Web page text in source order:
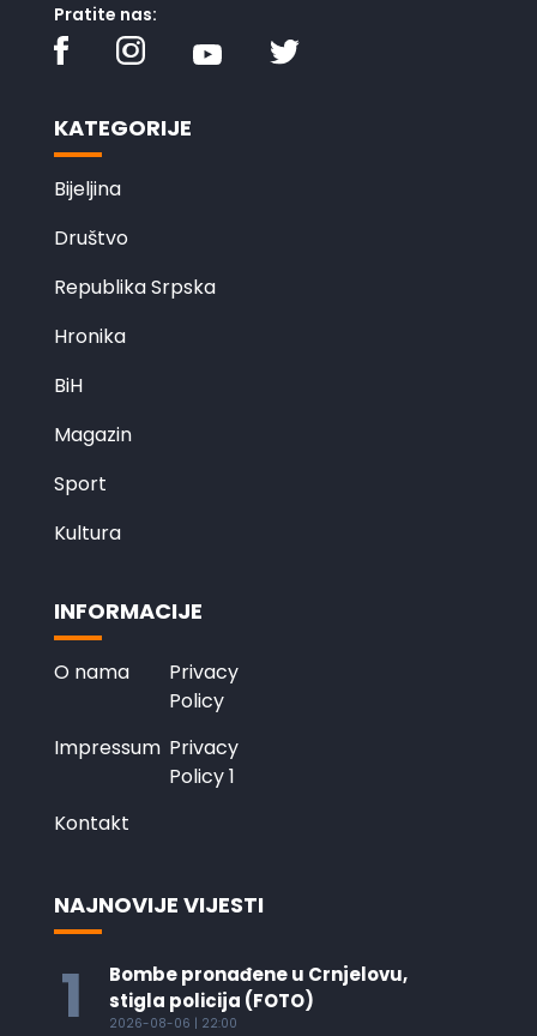
Pratite nas:
KATEGORIJE
Bijeljina
Društvo
Republika Srpska
Hronika
BiH
Magazin
Sport
Kultura
INFORMACIJE
O nama
Privacy
Policy
Impressum Privacy
Policy 1
Kontakt
NAJNOVIJE VIJESTI
1
Bombe pronađene u Crnjelovu,
stigla policija (FOTO)
2026-08-06 | 22:00